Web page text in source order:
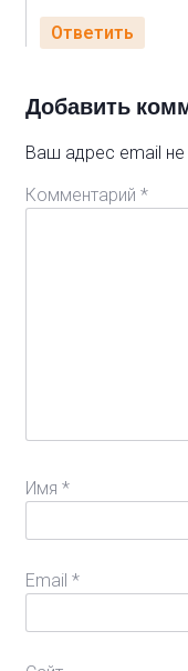
Ответить
Добавить
Ваш адрес email не
Комментарий *
Имя *
Email *